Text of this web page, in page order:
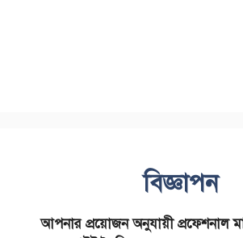
বিজ্ঞাপন
আপনার প্রয়োজন অনুযায়ী প্রফেশনাল